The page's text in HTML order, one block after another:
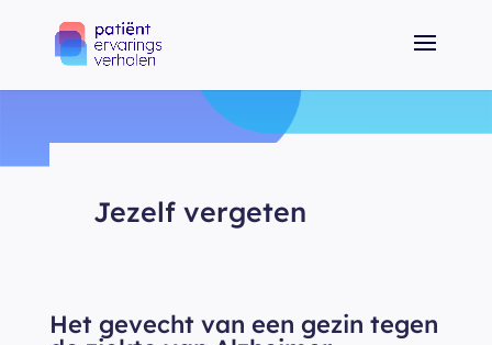
Jezelf vergeten
Het gevecht van een gezin tegen